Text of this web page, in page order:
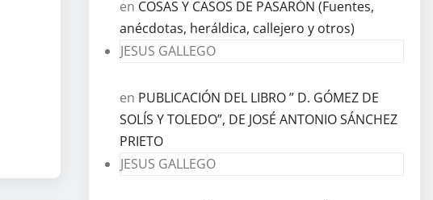
en COSAS Y CASOS DE PASARÓN (Fuentes,
anécdotas, heráldica, callejero y otros)
JESUS GALLEGO
en PUBLICACIÓN DEL LIBRO ” D. GÓMEZ DE
SOLÍS Y TOLEDO”, DE JOSÉ ANTONIO SÁNCHEZ
PRIETO
JESUS GALLEGO